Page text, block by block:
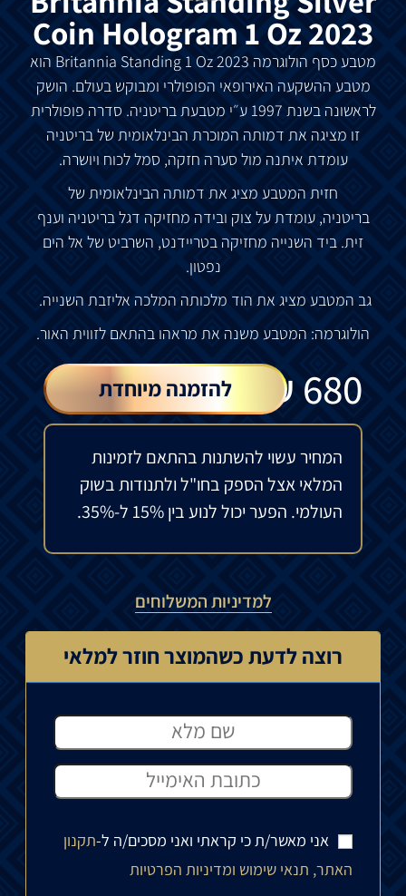
Coin Hologram 1 Oz 2023
מטבעכסף הולוגרמה Britannia Standing 1 Oz
הוא
מטבע ההשקעה האירופאי הפופולרי ומבוקש בעולם. הושק
לראשונה בשנת ע״י מטבעתבריטניה. סדרה פופולרית
זו מציגה את דמותה המוכרת הבינלאומית שלבריטניה
עומדת איתנה מול סערה חזקה, סמללכוח ויושרה.
חזית המטבע מציג את דמותה הבינלאומית של
בריטניה,עומדתעל צוק ובידה מחזיקה דגלבריטניה וענף
זית. ביד השנייה מחזיקה בטריידנט, השרביט של אל הים
נפטון.
גב המטבע מציג את הוד מלכותה המלכה אליזבת השנייה.
הולוגרמה: המטבע משנה את מראהו בהתאם לזווית האור.
680
₪ להזמנה מיוחדת
המחיר עשוי להשתנות בהתאם לזמינות
המלאי אצל הספק בחו"ל ולתנודות בשוק
העולמי. הפער יכול לנוע בין 15% ל-35%.
למדיניות המשלוחים
רוצה לדעת כשהמוצר חוזר למלאי
אני מאשר/ת כי קראתי ואני מסכים/ה ל-תקנון
האתר, תנאי שימוש ומדיניות הפרטיות